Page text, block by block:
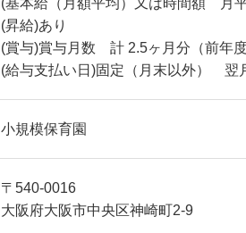
(基本給（月額平均）又は時間額 月
(昇給)あり
(賞与)賞与月数 計 2.5ヶ月分（前年度
(給与支払い日)固定（月末以外）
小規模保育園
〒540-0016
大阪府大阪市中央区神崎町2-9